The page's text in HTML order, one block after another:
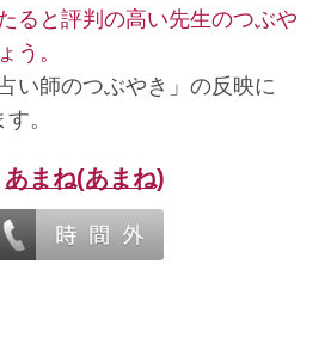
ると評判の高い先生のつぶや
う。
い師のつぶやき」の反映に
。
あまね(あまね)